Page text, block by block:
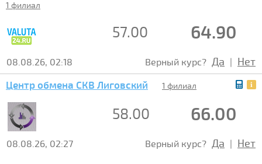
1 филиал
57.00 64.90
08.08.26, 02:18 Верный курс? Да | Нет
Центр обмена СКВ Лиговский 1 филиал
58.00 66.00
08.08.26, 02:27 Верный курс? Да | Нет